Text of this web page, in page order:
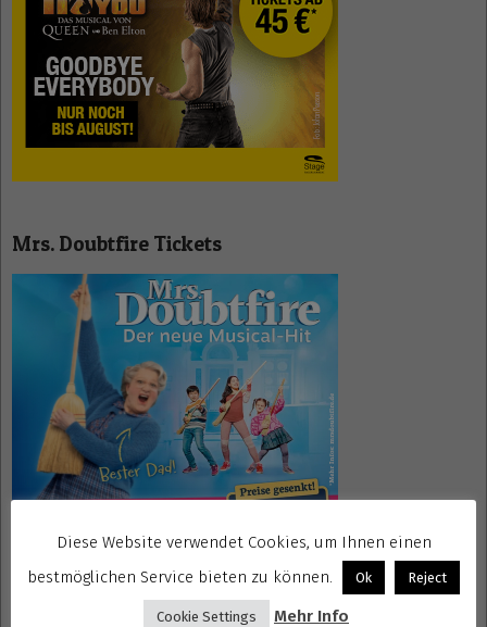
Mrs. Doubtfire Tickets
Gewinnspiele kostenlos seriös
Diese Website verwendet Cookies, um Ihnen einen
bestmöglichen Service bieten zu können.
Ok Reject
Cookie Settings Mehr Info